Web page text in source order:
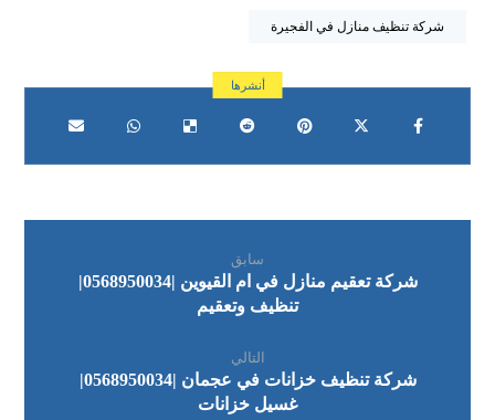
شركة تنظيف منازل في الفجيرة
سابق
شركة تعقيم منازل في ام القيوين |0568950034|
تنظيف وتعقيم
التالي
شركة تنظيف خزانات في عجمان |0568950034|
غسيل خزانات